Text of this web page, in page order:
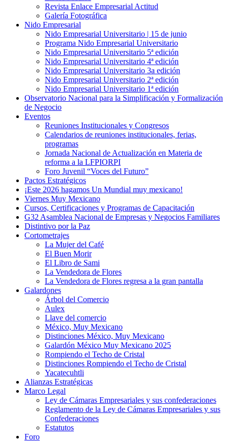
Revista Enlace Empresarial Actitud
Galería Fotográfica
Nido Empresarial
Nido Empresarial Universitario | 15 de junio
Programa Nido Empresarial Universitario
Nido Empresarial Universitario 5ª edición
Nido Empresarial Universitario 4ª edición
Nido Empresarial Universitario 3a edición
Nido Empresarial Universitario 2ª edición
Nido Empresarial Universitario 1ª edición
Observatorio Nacional para la Simplificación y Formalización
de Negocio
Eventos
Reuniones Institucionales y Congresos
Calendarios de reuniones institucionales, ferias,
programas
Jornada Nacional de Actualización en Materia de
reforma a la LFPIORPI
Foro Juvenil “Voces del Futuro”
Pactos Estratégicos
¡Este 2026 hagamos Un Mundial muy mexicano!
Viernes Muy Mexicano
Cursos, Certificaciones y Programas de Capacitación
G32 Asamblea Nacional de Empresas y Negocios Familiares
Distintivo por la Paz
Cortometrajes
La Mujer del Café
El Buen Morir
El Libro de Sami
La Vendedora de Flores
La Vendedora de Flores regresa a la gran pantalla
Galardones
Árbol del Comercio
Aulex
Llave del comercio
México, Muy Mexicano
Distinciones México, Muy Mexicano
Galardón México Muy Mexicano 2025
Rompiendo el Techo de Cristal
Distinciones Rompiendo el Techo de Cristal
Yacatecuhtli
Alianzas Estratégicas
Marco Legal
Ley de Cámaras Empresariales y sus confederaciones
Reglamento de la Ley de Cámaras Empresariales y sus
Confederaciones
Estatutos
Foro